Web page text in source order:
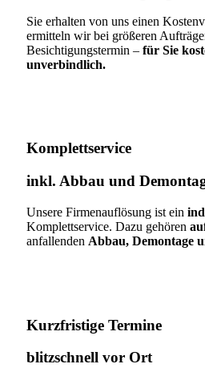
Sie erhalten von uns einen
ermitteln wir bei größeren
Besichtigungstermin – für Sie
unverbindlich.
Komplettservice​
inkl. Abbau und
Unsere Firmenauflösung ist ein
Komplettservice. Dazu gehören
anfallenden Abbau, Demontage
Kurzfristige Termine​
blitzschnell vor Ort